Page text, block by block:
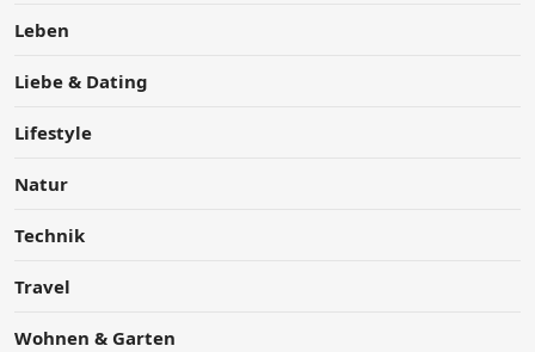
Leben
Liebe & Dating
Lifestyle
Natur
Technik
Travel
Wohnen & Garten